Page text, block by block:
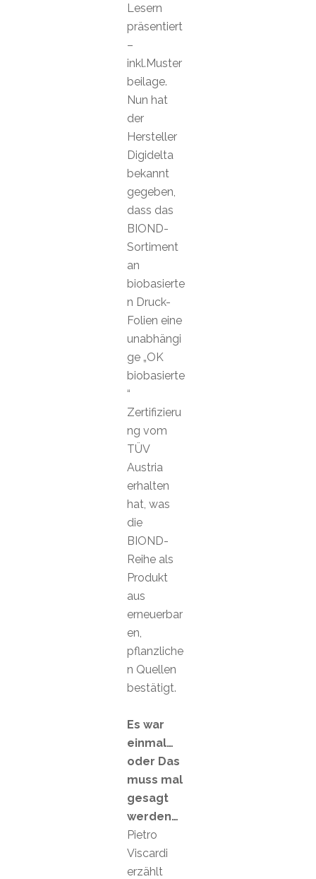
Lesern
präsentiert
–
inkl.Muster
beilage.
Nun hat
der
Hersteller
Digidelta
bekannt
gegeben,
dass das
BIOND-
Sortiment
an
biobasierte
n Druck-
Folien eine
unabhängi
ge „OK
biobasierte
“
Zertifizieru
ng vom
TÜV
Austria
erhalten
hat, was
die
BIOND-
Reihe als
Produkt
aus
erneuerbar
en,
pflanzliche
n Quellen
bestätigt.
Es war
einmal…
oder Das
muss mal
gesagt
werden…
Pietro
Viscardi
erzählt